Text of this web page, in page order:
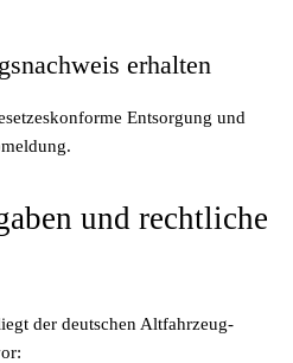
erhalten
Entsorgung und
und rechtliche
der deutschen Altfahrzeug-